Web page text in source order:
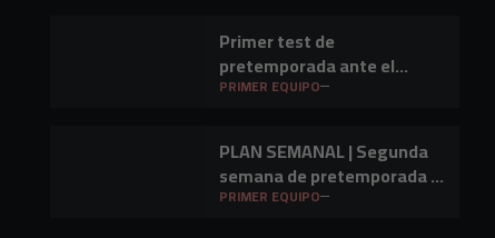
Primer test de
pretemporada ante el
Barakaldo CF
PRIMER EQUIPO
PLAN SEMANAL | Segunda
semana de pretemporada y
primer amistoso a la vista
PRIMER EQUIPO